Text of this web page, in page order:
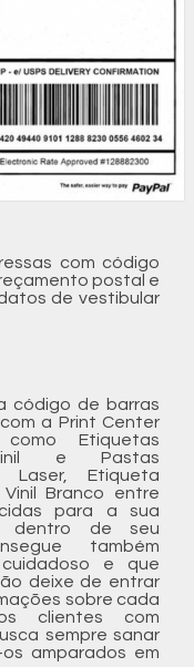
com código
postal e
de vestibular
código de barras
a Print Center
Etiquetas
e Pastas
Laser, Etiqueta
Branco entre
para a sua
dentro de seu
também
e que
deixe de entrar
sobre cada
clientes com
sempre sanar
amparados em